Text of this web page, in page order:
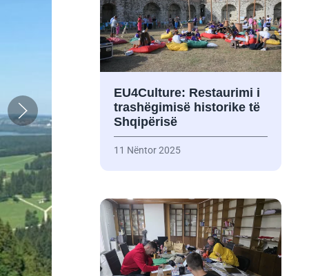
EU4Culture: Restaurimi i
trashëgimisë historike të
Shqipërisë
11 Nëntor 2025